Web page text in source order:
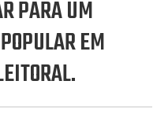
PARA UM
EM